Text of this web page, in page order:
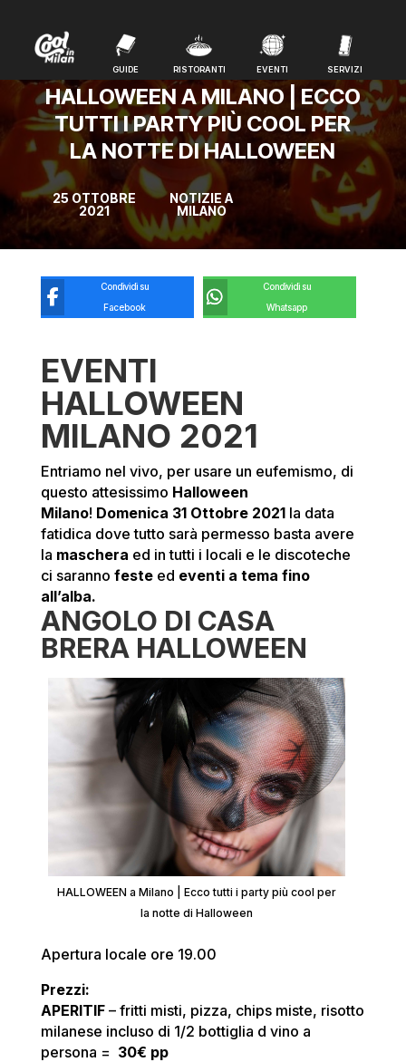
GUIDE RISTORANTI EVENTI SERVIZI
GUIDE RISTORANTI EVENTI SERVIZI
HALLOWEEN A MILANO | ECCO
TUTTI I PARTY PIÙ COOL PER
LA NOTTE DI HALLOWEEN
25 OTTOBRE
2021
NOTIZIE A
MILANO
Condividi su
Facebook
Condividi su
Whatsapp
EVENTI
HALLOWEEN
MILANO 2021
Entriamo nel vivo, per usare un eufemismo, di
questo attesissimo Halloween
Milano! Domenica 31 Ottobre 2021la data
fatidica dove tutto sarà permesso basta avere
la maschera ed in tutti i locali e le discoteche
ci saranno festeed eventi a tema fino
all’alba.
ANGOLO DI CASA
BRERA HALLOWEEN
HALLOWEEN a Milano | Ecco tutti i party più cool per
la notte di Halloween
Apertura locale ore 19.00
Prezzi:
APERITIF– fritti misti, pizza, chips miste, risotto
milanese incluso di 1/2 bottiglia d vino a
persona = 30€ pp